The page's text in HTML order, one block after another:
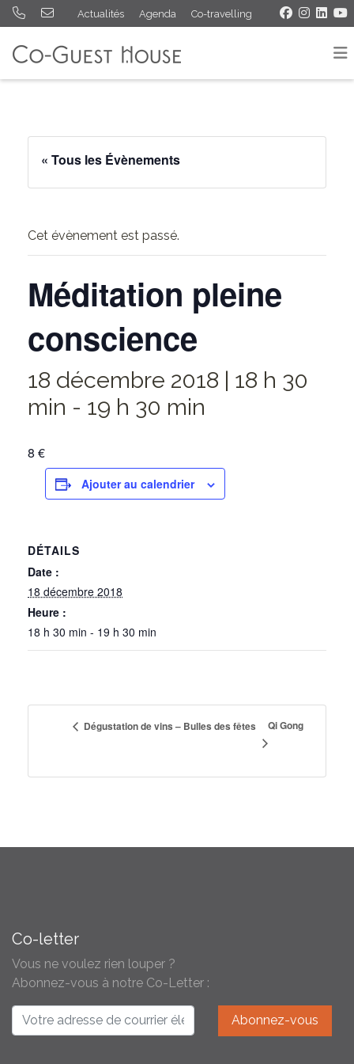
Actualités Agenda Co-travelling
« Tous les Évènements
Cet évènement est passé.
Méditation pleine
conscience
18 décembre 2018 | 18 h 30
min - 19 h 30 min
8 €
Ajouter au calendrier
DÉTAILS
Date :
18 décembre 2018
Heure :
18 h 30 min - 19 h 30 min
Dégustation de vins – Bulles des fêtes Qi Gong
Co-letter
Vous ne voulez rien louper ?
Abonnez-vous à notre Co-Letter :